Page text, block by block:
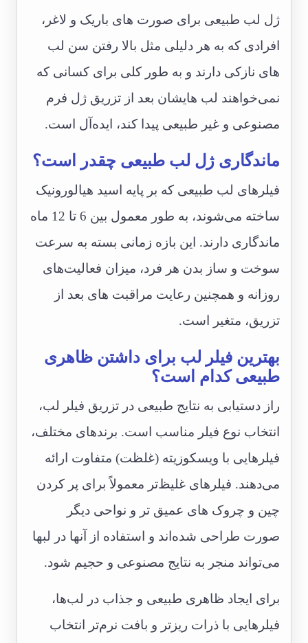
ژل لب طبیعی برای صورت های باریک و لاغر،
افرادی که به هر دلیلی مثل بالا رفتن سن لب
های نازکی دارند و به طور کلی برای کسانی که
نمی‌خواهند لب هایشان بعد از تزریق ژل فرم
مصنوعی و غیر طبیعی پیدا کند، ایده‌آل است.
ماندگاری ژل لب طبیعی چقدر است؟
فیلرهای لب طبیعی که بر پایه اسید هیالورونیک
ساخته می‌شوند، به طور معمول بین 6 تا 12 ماه
ماندگاری دارند. این بازه زمانی بسته به سرعت
سوخت و ساز بدن هر فرد، میزان فعالیت‌های
روزانه و همچنین رعایت مراقبت های بعد از
تزریق، متغیر است.
بهترین فیلر لب برای داشتن ظاهری
طبیعی کدام است؟
راز دستیابی به نتایج طبیعی در تزریق فیلر لب،
انتخاب نوع فیلر مناسب است. برندهای مختلف،
فیلرهایی با ویسکوزیته (غلظت) متفاوت ارائه
می‌دهند. فیلرهای غلیظ‌تر معمولاً برای پر کردن
چین و چروک های عمیق تر و نواحی دیگر
صورت طراحی شده‌اند و استفاده از آنها در لبها
می‌تواند منجر به نتایج مصنوعی و حجیم شود.
برای ایجاد ظاهری طبیعی و جذاب در لب‌ها،
فیلرهایی با ذرات ریزتر و بافت نرم‌تر انتخاب